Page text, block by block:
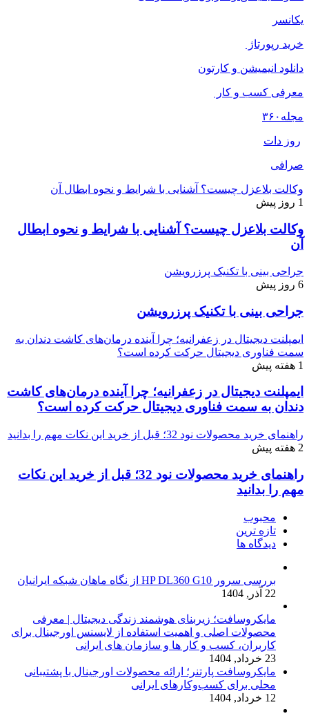
یکانسر
خرید رپورتاژ
دانلود انیمیشن و کارتون
معرفی کسب و کار
مجله ۳۶۰
روز دات
صرافی
وکالت بلاعزل چیست؟ آشنایی با شرایط و نحوه ابطال آن
1 روز پیش
وکالت بلاعزل چیست؟ آشنایی با شرایط و نحوه ابطال
آن
جراحی بینی با تکنیک پرزرویشن
6 روز پیش
جراحی بینی با تکنیک پرزرویشن
ایمپلنت دیجیتال در زعفرانیه؛ چرا آینده درمان‌های کاشت دندان به
سمت فناوری دیجیتال حرکت کرده است؟
1 هفته پیش
ایمپلنت دیجیتال در زعفرانیه؛ چرا آینده درمان‌های کاشت
دندان به سمت فناوری دیجیتال حرکت کرده است؟
راهنمای خرید محصولات نود 32؛ قبل از خرید این نکات مهم را بدانید
2 هفته پیش
راهنمای خرید محصولات نود 32؛ قبل از خرید این نکات
مهم را بدانید
محبوب
تازه ترین
دیدگاه ها
بررسی سرور HP DL360 G10 از نگاه ماهان شبکه ایرانیان
22 آذر, 1404
مایکروسافت؛ زیربنای هوشمند زندگی دیجیتال | معرفی
محصولات اصلی و اهمیت استفاده از لایسنس اورجینال برای
کاربران، کسب و کار ها و سازمان های ایرانی
23 خرداد, 1404
مایکروسافت پارتنر؛ ارائه محصولات اورجینال با پشتیبانی
محلی برای کسب‌وکارهای ایرانی
12 خرداد, 1404